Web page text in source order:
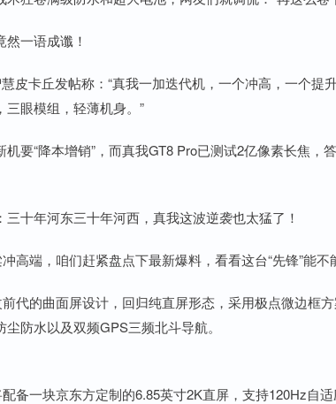
一语成谶！
皮卡丘发帖称：“真我一加迭代机，一个冲高，一个提
眼模组，轻薄机身。”
要“降本增销”，而真我GT8 Pro已测试2亿像素长焦，
十年河东三十年河西，真我这波逆袭也太猛了！
高端，咱们赶紧盘点下最新爆料，看看这台“先锋”能不
代的曲面屏设计，回归纯直屏形态，采用极点微边框
防水以及双频GPS三频北斗导航。
备一块京东方定制的6.85英寸2K直屏，支持120Hz自